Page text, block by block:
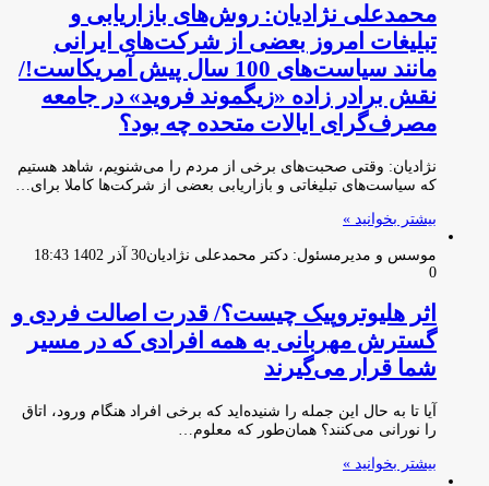
محمدعلی نژادیان: روش‌های بازاریابی و
تبلیغات امروز بعضی از شرکت‌های ایرانی
مانند سیاست‌های 100 سال پیش آمریکاست!/
نقش برادر زاده «زیگموند فروید» در جامعه
مصرف‌گرای ایالات متحده چه بود؟
نژادیان: وقتی صحبت‌های برخی از مردم را می‌شنویم، شاهد هستیم
که سیاست‌های تبلیغاتی و بازاریابی بعضی از شرکت‌ها کاملا برای…
بیشتر بخوانید »
موسس و مدیرمسئول: دکتر محمدعلی نژادیان30 آذر 1402 18:43
0
اثر هلیوتروپیک چیست؟/ قدرت اصالت فردی و
گسترش مهربانی به همه افرادی که در مسیر
شما قرار می‌گیرند
آیا تا به حال این جمله را شنیده‌اید که برخی افراد هنگام ورود، اتاق
را نورانی می‌کنند؟ همان‌طور که معلوم…
بیشتر بخوانید »